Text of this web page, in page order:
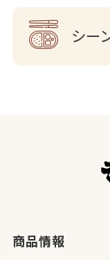
シー
商品情報